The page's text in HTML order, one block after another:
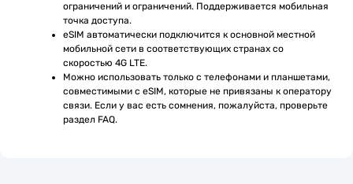
ограничений и ограничений. Поддерживается мобильная
точка доступа.
eSIM автоматически подключится к основной местной
мобильной сети в соответствующих странах со
скоростью 4G LTE.
Можно использовать только с телефонами и планшетами,
совместимыми с eSIM, которые не привязаны к оператору
связи. Если у вас есть сомнения, пожалуйста, проверьте
раздел FAQ.